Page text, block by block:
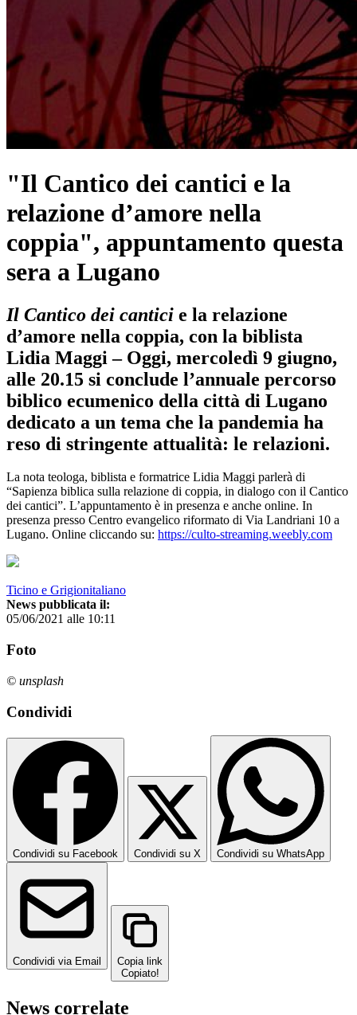
"Il Cantico dei cantici e la
relazione d’amore nella
coppia", appuntamento questa
sera a Lugano
Il Cantico dei cantici e la relazione
d’amore nella coppia, con la biblista
Lidia Maggi – Oggi, mercoledì 9 giugno,
alle 20.15 si conclude l’annuale percorso
biblico ecumenico della città di Lugano
dedicato a un tema che la pandemia ha
reso di stringente attualità: le relazioni.
La nota teologa, biblista e formatrice Lidia Maggi parlerà di
“Sapienza biblica sulla relazione di coppia, in dialogo con il Cantico
dei cantici”. L’appuntamento è in presenza e anche online. In
presenza presso Centro evangelico riformato di Via Landriani 10 a
Lugano. Online cliccando su: https://culto-streaming.weebly.com
Ticino e Grigionitaliano
News pubblicata il:
05/06/2021 alle 10:11
Foto
© unsplash
Condividi
Condividi su Facebook Condividi su X Condividi su WhatsApp
Condividi via Email
Copia link
Copiato!
News correlate